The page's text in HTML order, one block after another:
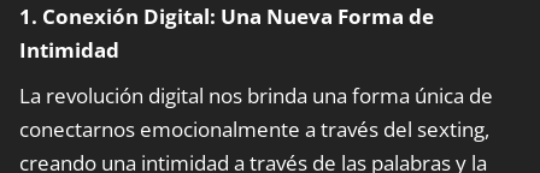
1. Conexión Digital: Una Nueva Forma de
Intimidad
La revolución digital nos brinda una forma única de
conectarnos emocionalmente a través del sexting,
creando una intimidad a través de las palabras y la